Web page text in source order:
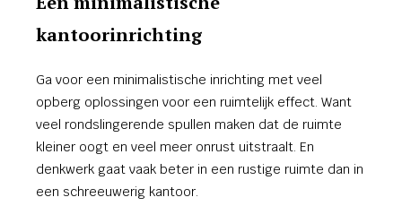
kantoorinrichting
Ga voor een minimalistische inrichting met veel
opberg oplossingen voor een ruimtelijk effect. Want
veel rondslingerende spullen maken dat de ruimte
kleiner oogt en veel meer onrust uitstraalt. En
denkwerk gaat vaak beter in een rustige ruimte dan in
een schreeuwerig kantoor.